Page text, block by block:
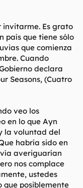
invitarme. Es grato
país que tiene sólo
que comienza
Cuando
declara
Seasons, (Cuatro
veo los
en lo que Ayn
la voluntad del
habría sido en
averiguarían
nos complace
ustedes
que posiblemente